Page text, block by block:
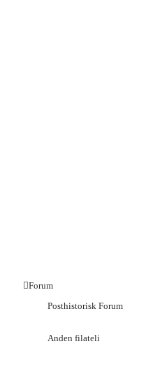
Forum
Posthistorisk Forum
Anden filateli